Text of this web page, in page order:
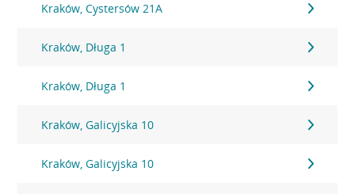
Kraków, Cystersów 21A
Kraków, Długa 1
Kraków, Długa 1
Kraków, Galicyjska 10
Kraków, Galicyjska 10